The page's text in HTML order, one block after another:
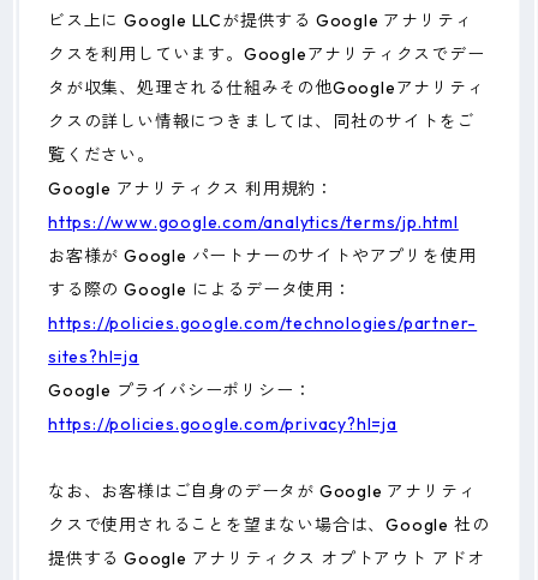
ビス上に Google LLCが提供する Google アナリティ
クスを利用しています。Googleアナリティクスでデー
タが収集、処理される仕組みその他Googleアナリティ
クスの詳しい情報につきましては、同社のサイトをご
覧ください。
Google アナリティクス 利用規約：
https://www.google.com/analytics/terms/jp.html
お客様が Google パートナーのサイトやアプリを使用
する際の Google によるデータ使用：
https://policies.google.com/technologies/partner-
sites?hl=ja
Google プライバシーポリシー：
https://policies.google.com/privacy?hl=ja
なお、お客様はご自身のデータが Google アナリティ
クスで使用されることを望まない場合は、Google 社の
提供する Google アナリティクス オプトアウト アドオ